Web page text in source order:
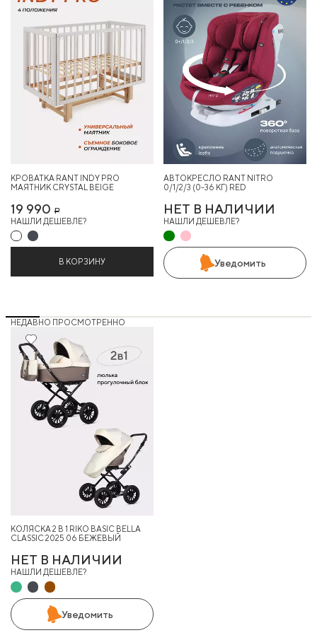
КРОВАТКА RANT INDY PRO
МАЯТНИК CRYSTAL BEIGE
19 990 Р
НАШЛИ ДЕШЕВЛЕ?
В КОРЗИНУ
АВТОКРЕСЛО RANT NITRO
0/1/2/3 (0-36 КГ) RED
НЕТ В НАЛИЧИИ
НАШЛИ ДЕШЕВЛЕ?
Уведомить
НЕДАВНО ПРОСМОТРЕННО
4%
КОЛЯСКА 2 В 1 RIKO BASIC BELLA
CLASSIC 2025 06 БЕЖЕВЫЙ
НЕТ В НАЛИЧИИ
НАШЛИ ДЕШЕВЛЕ?
Уведомить